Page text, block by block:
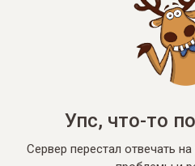
Упс, что-то
Сервер перестал отвечать